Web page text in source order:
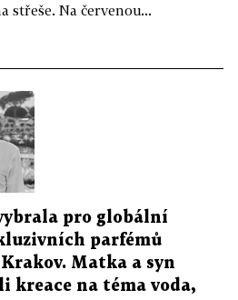
střeše. Na červenou...
pro globální
parfémů
Matka a syn
kreace na téma voda,